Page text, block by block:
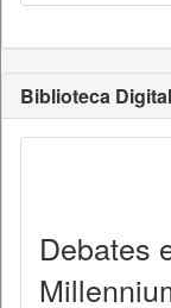
Biblioteca Digital
Debates